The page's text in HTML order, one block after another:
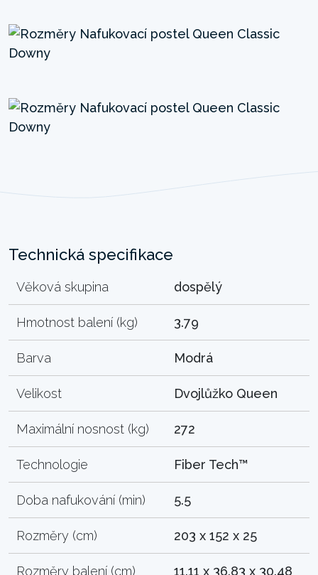
Technická specifikace
Věková skupina dospělý
Hmotnost balení (kg) 3.79
Barva Modrá
Velikost Dvojlůžko Queen
Maximální nosnost (kg) 272
Technologie Fiber Tech™
Doba nafukování (min) 5.5
Rozměry (cm) 203 x 152 x 25
Rozměry balení (cm) 11.11 x 36.83 x 30.48